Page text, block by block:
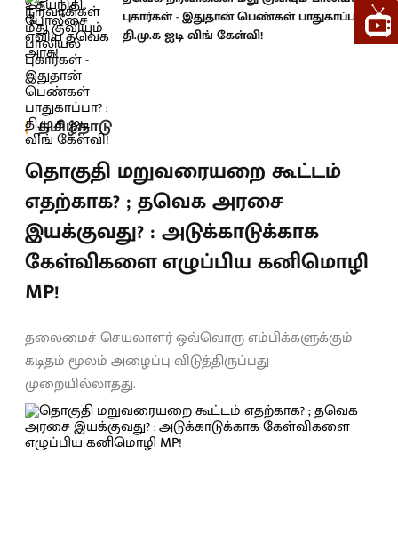
புகார்கள் - இதுதான் பெண்கள் பாதுகாப்பா? :
தி.மு.க ஐடி விங் கேள்வி!
தமிழ்நாடு
தொகுதி மறுவரையறை கூட்டம்
எதற்காக? ; தவெக அரசை
இயக்குவது? : அடுக்காடுக்காக
கேள்விகளை எழுப்பிய கனிமொழி
MP!
தலைமைச் செயலாளர் ஒவ்வொரு எம்பிக்களுக்கும்
கடிதம் மூலம் அழைப்பு விடுத்திருப்பது
முறையில்லாதது.